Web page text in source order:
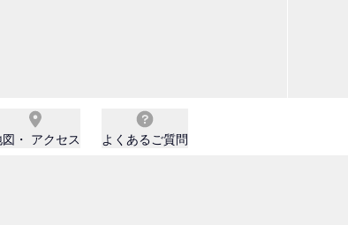
・ アクセス よくあるご質問